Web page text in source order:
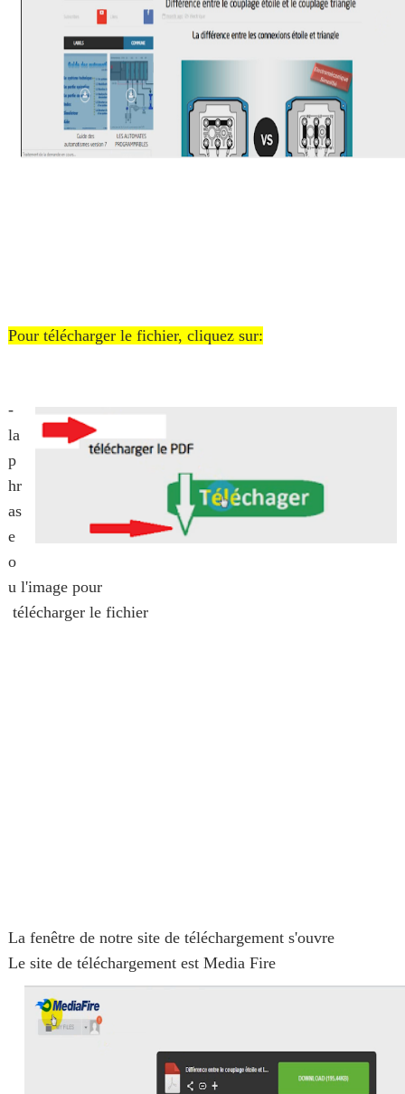
Pour télécharger le fichier, cliquez sur:
-
la
p
hr
as
e
o
u l'image pour
télécharger le fichier
La fenêtre de notre site de téléchargement s'ouvre
Le site de téléchargement est Media Fire